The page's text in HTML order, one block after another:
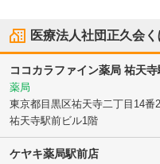
医療法人社団正久会
ココカラファイン薬局 祐天
薬局
東京都目黒区祐天寺二丁目14番
祐天寺駅前ビル1階
ケヤキ薬局駅前店